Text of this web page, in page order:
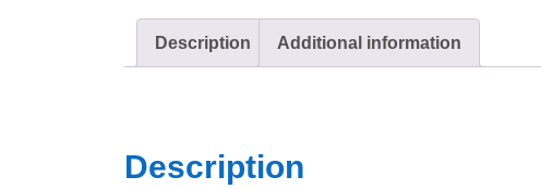
Description Additional information
Description